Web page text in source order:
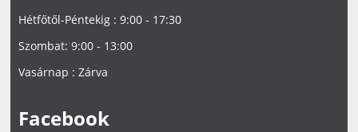
Hétfőtől-Péntekig : 9:00 - 17:30
Szombat: 9:00 - 13:00
Vasárnap : Zárva
Facebook